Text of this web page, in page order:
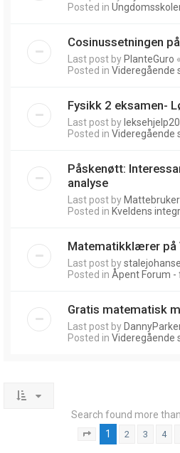
Posted in
Cosinussetningen
Last post by PlanteGuro «
Posted in Videregående
Fysikk 2 eksamen-
Last post by
Posted in Videregående
Påskenøtt:
analyse
Last post by Mattebruker
Posted in Kveldens
Matematikklærer på
Last post by
Posted in Åpent Forum -
Gratis matematisk
Last post by
Posted in Videregående
Search found more
Page of 20
1 2 3 4